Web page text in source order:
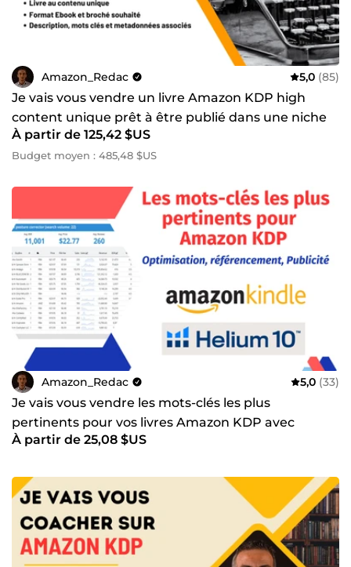
Amazon_Redac 5,0 (85)
Je vais vous vendre un livre Amazon KDP high
content unique prêt à être publié dans une niche
rentable
À partir de 125,42 $US
Budget moyen : 485,48 $US
Amazon_Redac 5,0 (33)
Je vais vous vendre les mots-clés les plus
pertinents pour vos livres Amazon KDP avec
Helium 10 Pro
À partir de 25,08 $US